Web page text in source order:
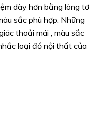
dày hơn bằng lông tơ
sắc phù hợp. Những
thoải mái , màu sắc
loại đồ nội thất của